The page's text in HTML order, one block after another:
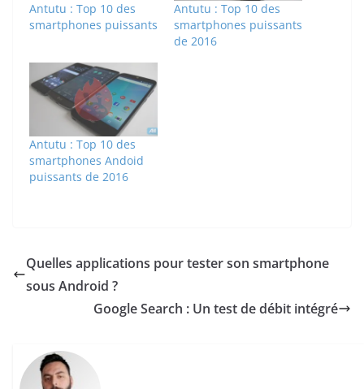
Antutu : Top 10 des
smartphones puissants
Antutu : Top 10 des
smartphones puissants
de 2016
Antutu : Top 10 des
smartphones Andoid
puissants de 2016
Quelles applications pour tester son smartphone
sous Android ?
Google Search : Un test de débit intégré